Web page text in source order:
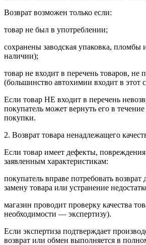
Возврат возможен только если:
товар не был в употреблении;
сохранены заводская упаковка,
наличии);
товар не входит в перечень товаров, не
(большинство автохимии входит в этот
Если товар НЕ входит в перечень
покупатель может вернуть его в
покупки.
2. Возврат товара ненадлежащего
Если товар имеет дефекты, повреждения
заявленным характеристикам:
покупатель вправе потребовать
замену товара или устранение
магазин проводит проверку качества
необходимости — экспертизу).
Если экспертиза подтверждает
возврат или обмен выполняется в